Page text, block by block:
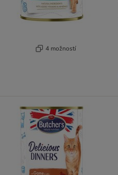
4 možností